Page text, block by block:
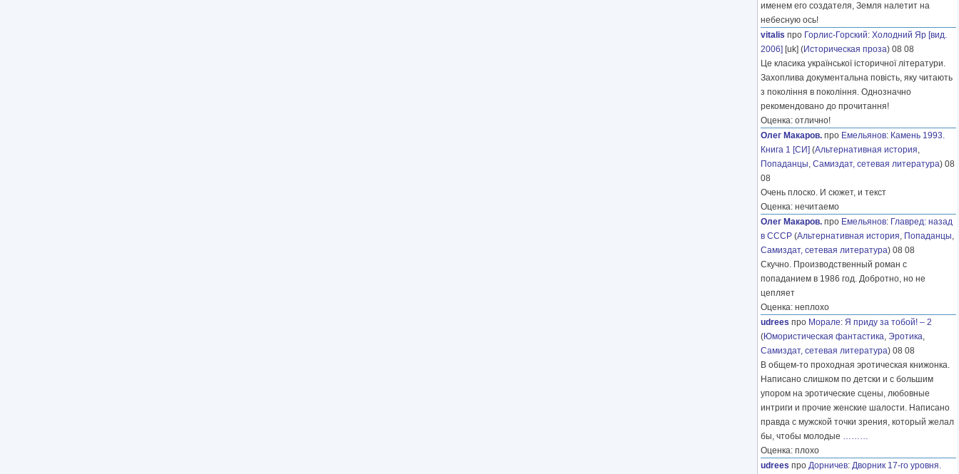
именем его создателя, Земля налетит на
небесную ось!
vitalis про Горлис-Горский: Холодний Яр [вид.
2006] [uk] (Историческая проза) 08 08
Це класика української історичної літератури.
Захоплива документальна повість, яку читають
з покоління в покоління. Однозначно
рекомендовано до прочитання!
Оценка: отлично!
Олег Макаров. про Емельянов: Камень 1993.
Книга 1 [СИ] (Альтернативная история,
Попаданцы, Самиздат, сетевая литература) 08
08
Очень плоско. И сюжет, и текст
Оценка: нечитаемо
Олег Макаров. про Емельянов: Главред: назад
в СССР (Альтернативная история, Попаданцы,
Самиздат, сетевая литература) 08 08
Скучно. Производственный роман с
попаданием в 1986 год. Добротно, но не
цепляет
Оценка: неплохо
udrees про Морале: Я приду за тобой! – 2
(Юмористическая фантастика, Эротика,
Самиздат, сетевая литература) 08 08
В общем-то проходная эротическая книжонка.
Написано слишком по детски и с большим
упором на эротические сцены, любовные
интриги и прочие женские шалости. Написано
правда с мужской точки зрения, который желал
бы, чтобы молодые ………
Оценка: плохо
udrees про Дорничев: Дворник 17-го уровня.